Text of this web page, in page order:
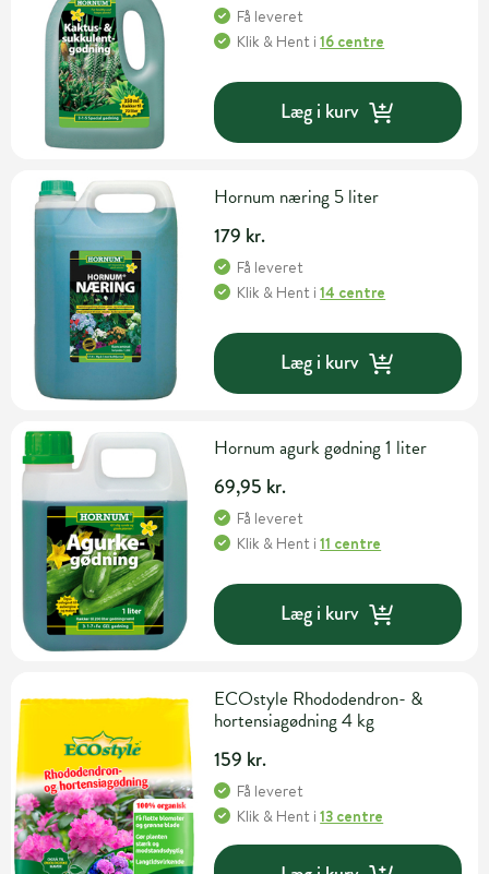
Få leveret
Klik & Hent i16 centre
Læg i kurv
Hornum næring 5 liter
179 kr.
Få leveret
Klik & Hent i14 centre
Læg i kurv
Hornum agurk gødning 1 liter
69,95 kr.
Få leveret
Klik & Hent i11 centre
Læg i kurv
ECOstyle Rhododendron- &
hortensiagødning 4 kg
159 kr.
Få leveret
Klik & Hent i13 centre